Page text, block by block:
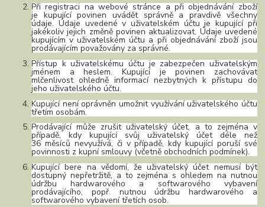
Při registraci na webové stránce a při objednávání zboží
je kupující povinen uvádět správně a pravdivě všechny
údaje. Údaje uvedené v uživatelském účtu je kupující při
jakékoliv jejich změně povinen aktualizovat. Údaje uvedené
kupujícím v uživatelském účtu a při objednávání zboží jsou
prodávajícím považovány za správné.
Přístup k uživatelskému účtu je zabezpečen uživatelským
jménem a heslem. Kupující je povinen zachovávat
mlčenlivost ohledně informací nezbytných k přístupu do
jeho uživatelského účtu.
Kupující není oprávněn umožnit využívání uživatelského účtu
třetím osobám.
Prodávající může zrušit uživatelský účet, a to zejména v
případě, kdy kupující svůj uživatelský účet déle než
36 měsíců nevyužívá, či v případě, kdy kupující poruší své
povinnosti z kupní smlouvy (včetně obchodních podmínek).
Kupující bere na vědomí, že uživatelský účet nemusí být
dostupný nepřetržitě, a to zejména s ohledem na nutnou
údržbu hardwarového a softwarového vybavení
prodávajícího, popř. nutnou údržbu hardwarového a
softwarového vybavení třetích osob.